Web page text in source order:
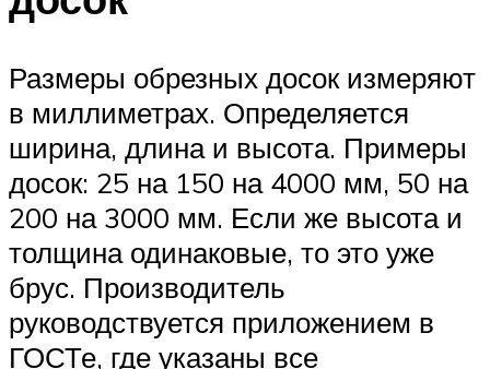
Размеры обрезных досок измеряют
в миллиметрах. Определяется
ширина, длина и высота. Примеры
досок: 25 на 150 на 4000 мм, 50 на
200 на 3000 мм. Если же высота и
толщина одинаковые, то это уже
брус. Производитель
руководствуется приложением в
ГОСТе, где указаны все